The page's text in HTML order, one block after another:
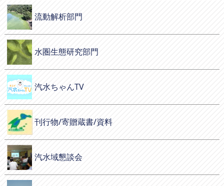
流動解析部門
水圏生態研究部門
汽水ちゃんTV
刊行物/寄贈蔵書/資料
汽水域懇談会